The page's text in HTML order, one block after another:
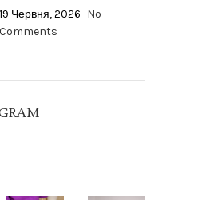
19 Червня, 2026 No
Comments